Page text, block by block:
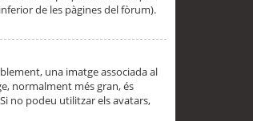
de les pàgines del fòrum).
una imatge associada al
normalment més gran, és
no podeu utilitzar els avatars,